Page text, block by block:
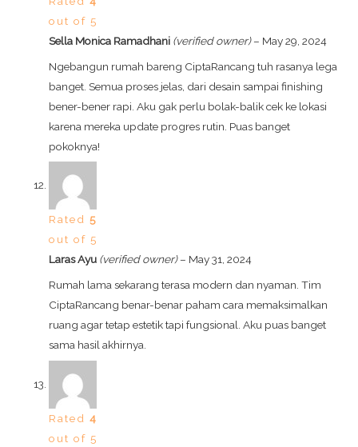
out of 5
Sella Monica Ramadhani (verified owner) – May 29, 2024
Ngebangun rumah bareng CiptaRancang tuh rasanya lega
banget. Semua proses jelas, dari desain sampai finishing
bener-bener rapi. Aku gak perlu bolak-balik cek ke lokasi
karena mereka update progres rutin. Puas banget
pokoknya!
Rated5
out of 5
Laras Ayu (verified owner) – May 31, 2024
Rumah lama sekarang terasa modern dan nyaman. Tim
CiptaRancang benar-benar paham cara memaksimalkan
ruang agar tetap estetik tapi fungsional. Aku puas banget
sama hasil akhirnya.
Rated4
out of 5